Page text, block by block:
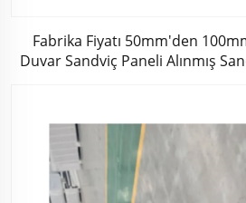
Fabrika Fiyatı 50mm'den
Duvar Sandviç Paneli Alınmış